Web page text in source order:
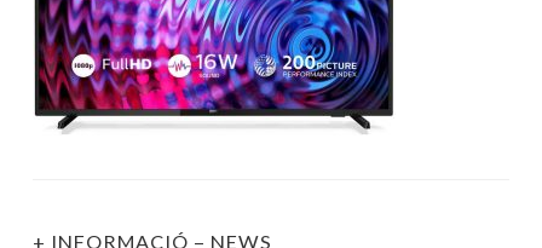
+ INFORMACIÓ – NEWS